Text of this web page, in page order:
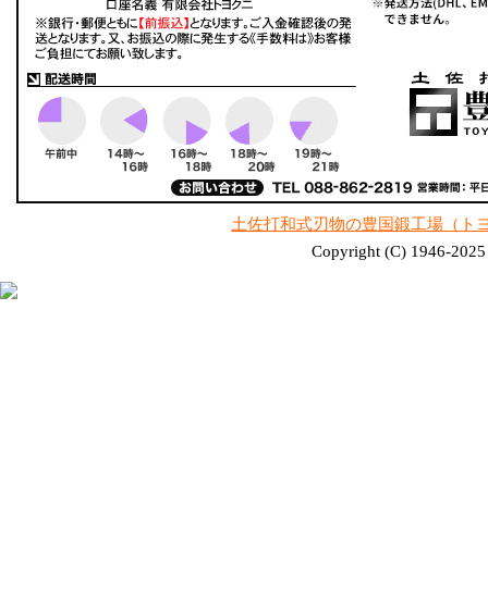
土佐打和式刃物の豊国鍛工場（ト
Copyright (C) 1946-